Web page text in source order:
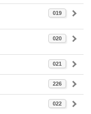
019
020
021
226
022